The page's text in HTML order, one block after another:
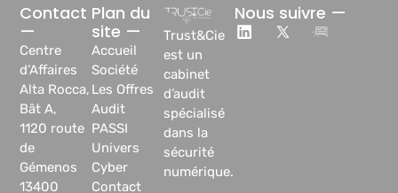
Trust&Cie
est un
cabinet
d’audit
spécialisé
dans la
sécurité
numérique.
Plan du
site —
Accueil
Société
Les Offres
Audit
PASSI
Univers
Cyber
Contact
Contact
—
Centre
d’Affaires
Alta Rocca,
Bât A,
1120 route
de
Gémenos
13400
Nous suivre —